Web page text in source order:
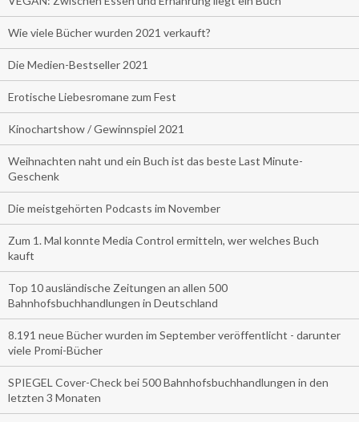
Wie viele Bücher wurden 2021 verkauft?
Die Medien-Bestseller 2021
Erotische Liebesromane zum Fest
Kinochartshow / Gewinnspiel 2021
Weihnachten naht und ein Buch ist das beste Last Minute-
Geschenk
Die meistgehörten Podcasts im November
Zum 1. Mal konnte Media Control ermitteln, wer welches Buch
kauft
Top 10 ausländische Zeitungen an allen 500
Bahnhofsbuchhandlungen in Deutschland
8.191 neue Bücher wurden im September veröffentlicht - darunter
viele Promi-Bücher
SPIEGEL Cover-Check bei 500 Bahnhofsbuchhandlungen in den
letzten 3 Monaten